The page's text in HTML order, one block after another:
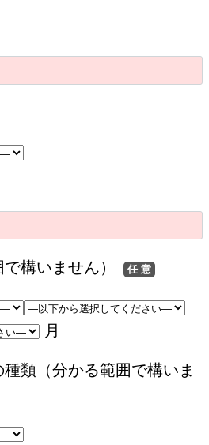
構いません） 任 意
月
類（分かる範囲で構いま